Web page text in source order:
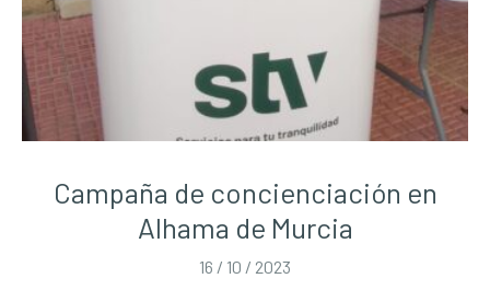
Campaña de concienciación en
Alhama de Murcia
16 / 10 / 2023